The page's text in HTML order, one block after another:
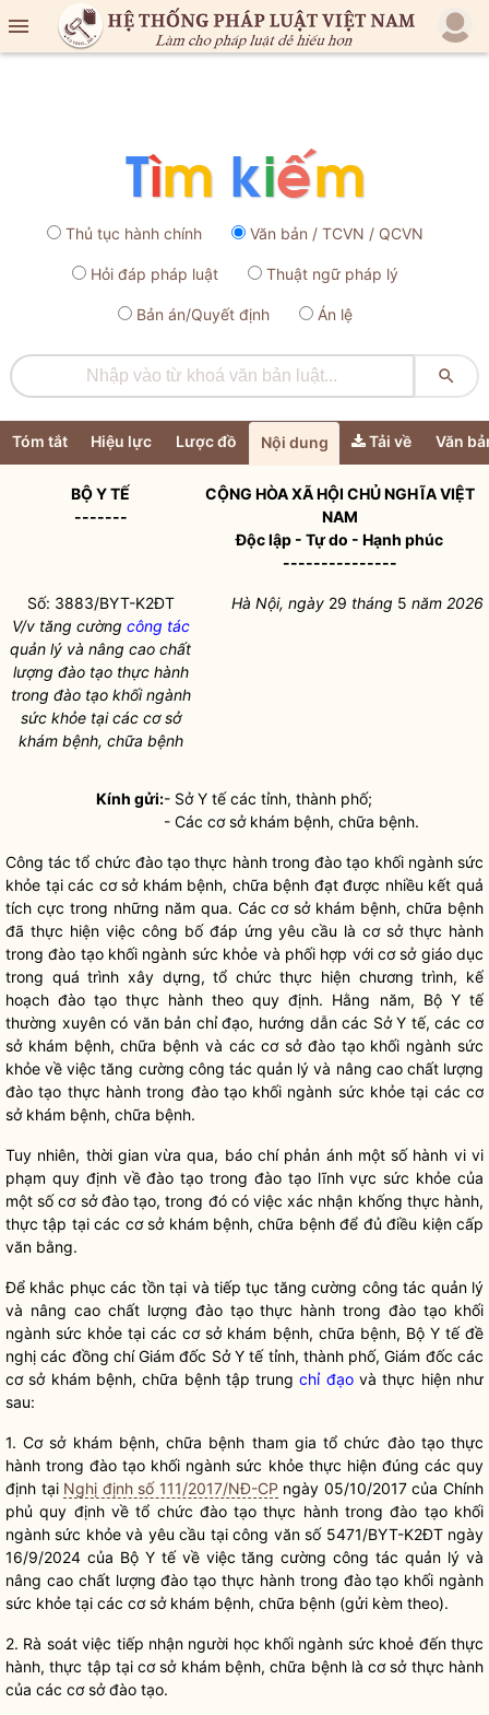

Thủ tục hành chính Văn bản / TCVN / QCVN
Hỏi đáp pháp luật Thuật ngữ pháp lý
Bản án/Quyết định Án lệ

Tóm tắt Hiệu lực Lược đồ Nội dung Tải về Văn
BỘ Y TẾ
-------
CỘNG HÒA XÃ HỘI CHỦ NGHĨA VIỆT
NAM
Độc lập - Tự do - Hạnh phúc
---------------
Số: 3883/BYT-K2ĐT
V/v tăng cường công tác
quản lý và nâng cao chất
lượng đào tạo thực hành
trong đào tạo khối ngành
sức khỏe tại các cơ sở
khám bệnh, chữa bệnh
Hà Nội, ngày 29 tháng 5 năm 2026
Kính gửi:- Sở Y tế các tỉnh, thành phố;
- Các cơ sở khám bệnh, chữa bệnh.
Công tác tổ chức đào tạo thực hành trong đào tạo khối ngành sức
khỏe tại các cơ sở khám bệnh, chữa bệnh đạt được nhiều kết quả
tích cực trong những năm qua. Các cơ sở khám bệnh, chữa bệnh
đã thực hiện việc công bố đáp ứng yêu cầu là cơ sở thực hành
trong đào tạo khối ngành sức khỏe và phối hợp với cơ sở giáo dục
trong quá trình xây dựng, tổ chức thực hiện chương trình, kế
hoạch đào tạo thực hành theo quy định. Hằng năm, Bộ Y tế
thường xuyên có văn bản chỉ đạo, hướng dẫn các Sở Y tế, các cơ
sở khám bệnh, chữa bệnh và các cơ sở đào tạo khối ngành sức
khỏe về việc tăng cường công tác quản lý và nâng cao chất lượng
đào tạo thực hành trong đào tạo khối ngành sức khỏe tại các cơ
sở khám bệnh, chữa bệnh.
Tuy nhiên, thời gian vừa qua, báo chí phản ánh một số hành vi vi
phạm quy định về đào tạo trong đào tạo lĩnh vực sức khỏe của
một số cơ sở đào tạo, trong đó có việc xác nhận khống thực hành,
thực tập tại các cơ sở khám bệnh, chữa bệnh để đủ điều kiện cấp
văn bằng.
Để khắc phục các tồn tại và tiếp tục tăng cường công tác quản lý
và nâng cao chất lượng đào tạo thực hành trong đào tạo khối
ngành sức khỏe tại các cơ sở khám bệnh, chữa bệnh, Bộ Y tế đề
nghị các đồng chí Giám đốc Sở Y tế tỉnh, thành phố, Giám đốc các
cơ sở khám bệnh, chữa bệnh tập trungchỉ đạovà thực hiện như
sau:
1. Cơ sở khám bệnh, chữa bệnh tham gia tổ chức đào tạo thực
hành trong đào tạo khối ngành sức khỏe thực hiện đúng các quy
định tại Nghị định số 111/2017/NĐ-CP ngày 05/10/2017 của Chính
phủ quy định về tổ chức đào tạo thực hành trong đào tạo khối
ngành sức khỏe và yêu cầu tại công văn số 5471/BYT-K2ĐT ngày
16/9/2024 của Bộ Y tế về việc tăng cườngcông tác quản lý và
nâng cao chất lượng đào tạo thực hành trong đào tạo khối ngành
sức khỏe tại các cơ sở khám bệnh, chữa bệnh (gửi kèm theo).
2. Rà soát việc tiếp nhận người học khối ngành sức khoẻ đến thực
hành, thực tập tại cơ sở khám bệnh, chữa bệnh là cơ sở thực hành
của các cơ sở đào tạo.